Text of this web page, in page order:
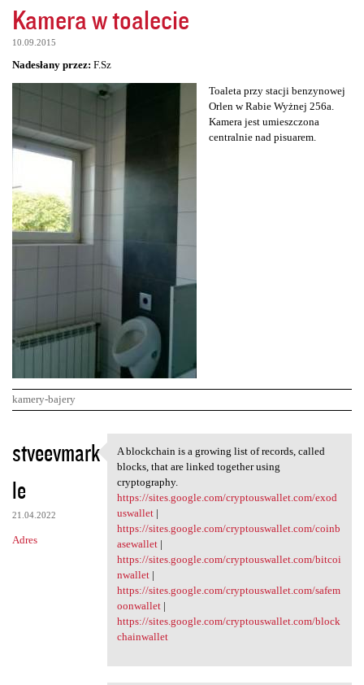
Kamera w toalecie
10.09.2015
Nadesłany przez: F.Sz
Toaleta przy stacji benzynowej
Orlen w Rabie Wyżnej 256a.
Kamera jest umieszczona
centralnie nad pisuarem.
kamery-bajery
K
o
m
e
n
stveevmark
le
21.04.2022
Adres
A blockchain is a growing
A blockchain is a growing list of records, called
blocks, that are linked together using
cryptography.
https://sites.google.com/cryptouswallet.com/exod
uswallet|
https://sites.google.com/cryptouswallet.com/coinb
asewallet|
https://sites.google.com/cryptouswallet.com/bitcoi
nwallet|
https://sites.google.com/cryptouswallet.com/safem
oonwallet|
https://sites.google.com/cryptouswallet.com/block
chainwallet